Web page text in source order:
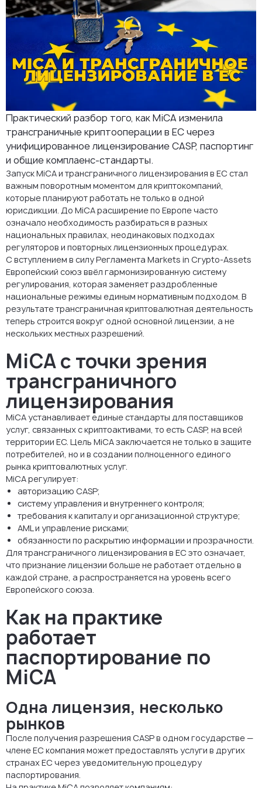
Выбор подходящей юрисдикции ЕС для лицензии по MiCA
Частые ошибки в трансграничных стратегиях по MiCA
Что MiCA означает для будущего крипторынков ЕС
Заключение: MiCA как основа для роста
деятельности
FAQ: MiCA и трансграничное лицензирование в ЕС
Практический разбор того, как MiCA изменила
трансграничные криптооперации в ЕС через
унифицированное лицензирование CASP, паспортинг
и общие комплаенс-стандарты.
Запуск MiCA и трансграничного лицензирования в ЕС стал
важным поворотным моментом для криптокомпаний,
которые планируют работать не только в одной
юрисдикции. До MiCA расширение по Европе часто
означало необходимость разбираться в разных
национальных правилах, неодинаковых подходах
регуляторов и повторных лицензионных процедурах.
С вступлением в силу Регламента Markets in Crypto-Assets
Европейский союз ввёл гармонизированную систему
регулирования, которая заменяет раздробленные
национальные режимы единым нормативным подходом. В
результате трансграничная криптовалютная деятельность
теперь строится вокруг одной основной лицензии, а не
нескольких местных разрешений.
MiCA с точки зрения
трансграничного
лицензирования
MiCA устанавливает единые стандарты для поставщиков
услуг, связанных с криптоактивами, то есть CASP, на всей
территории ЕС. Цель MiCA заключается не только в защите
потребителей, но и в создании полноценного единого
рынка криптовалютных услуг.
MiCA регулирует:
авторизацию CASP;
систему управления и внутреннего контроля;
требования к капиталу и организационной структуре;
AML и управление рисками;
обязанности по раскрытию информации и прозрачности.
Для трансграничного лицензирования в ЕС это означает,
что признание лицензии больше не работает отдельно в
каждой стране, а распространяется на уровень всего
Европейского союза.
Как на практике
работает
паспортирование по
MiCA
Одна лицензия, несколько
рынков
После получения разрешения CASP в одном государстве —
члене ЕС компания может предоставлять услуги в других
странах ЕС через уведомительную процедуру
паспортирования.